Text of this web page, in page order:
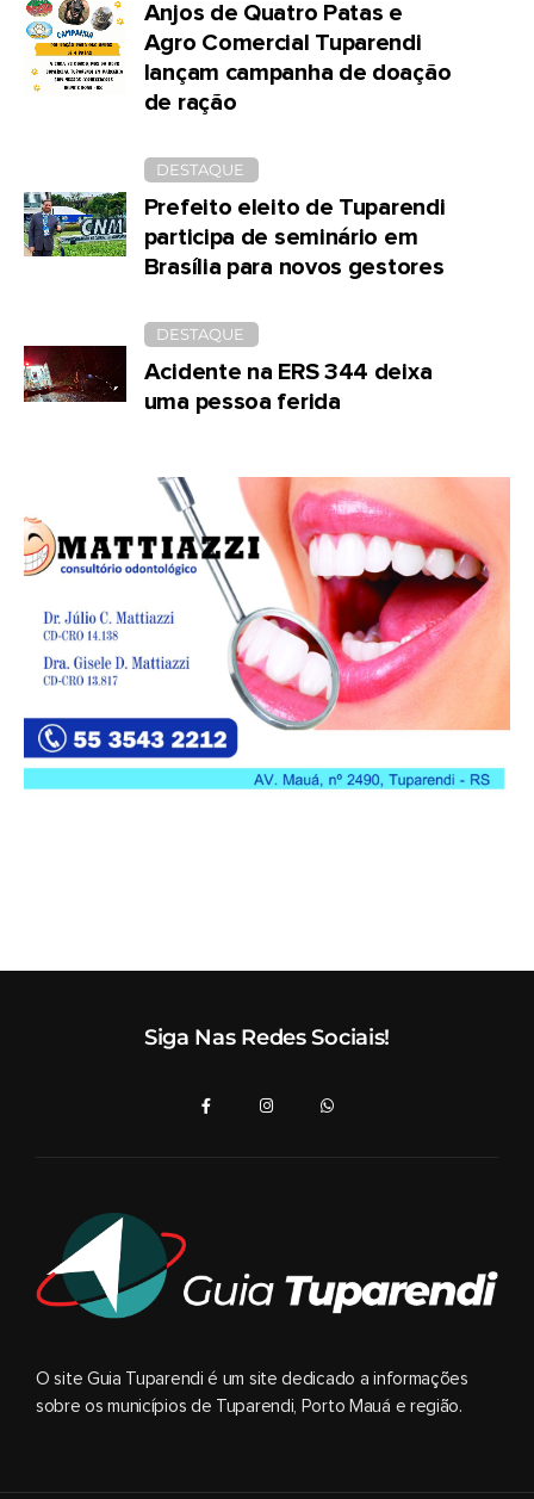
Anjos de Quatro Patas e
Agro Comercial Tuparendi
lançam campanha de doação
de ração
DESTAQUE
Prefeito eleito de Tuparendi
participa de seminário em
Brasília para novos gestores
DESTAQUE
Acidente na ERS 344 deixa
uma pessoa ferida
Siga Nas Redes Sociais!
O site Guia Tuparendi é um site dedicado a informações
sobre os municípios de Tuparendi, Porto Mauá e região.